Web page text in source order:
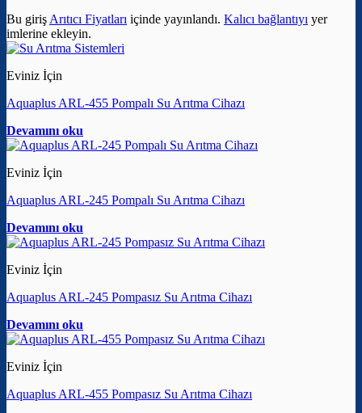
Bu girişArıtıcı Fiyatları içinde yayınlandı. Kalıcı bağlantıyı yer
imlerine ekleyin.
Eviniz İçin
Aquaplus ARL-455 Pompalı Su Arıtma Cihazı
Devamını oku
Eviniz İçin
Aquaplus ARL-245 Pompalı Su Arıtma Cihazı
Devamını oku
Eviniz İçin
Aquaplus ARL-245 Pompasız Su Arıtma Cihazı
Devamını oku
Eviniz İçin
Aquaplus ARL-455 Pompasız Su Arıtma Cihazı